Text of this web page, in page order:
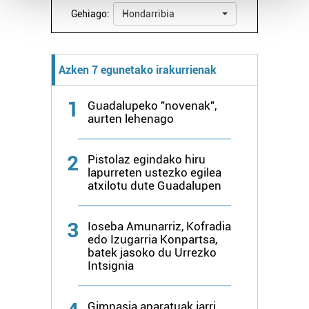
Guk eta gure bazkideek zure datu pertsonalak
teknologia erabiliz, cookieak adibidez, iragarki eta eduki
pertsonalizatuak eskaintzeko, iragarkiak eta edukia
produktuak garatzeko. Zure datuak nork eta zertarako
erabiltzen dituen hauta dezakezu.
Bazkide batzuek ez dizute baimenik eskatzen, eta beren
interes komertzial legitimoetan babesten dira. Ikusi gure
bazkideen zerrenda, beren ustez zein helburutarako
dezakezun ikusteko.
Lortu zure datu pertsonalak prozesatzeko moduari
Gehiago: Hondarribia
Azken 7 egunetako irakurrienak
1
Guadalupeko "novenak",
aurten lehenago
2
Pistolaz egindako hiru
lapurreten ustezko egilea
atxilotu dute Guadalupen
3
Ioseba Amunarriz, Kofradia
edo Izugarria Konpartsa,
batek jasoko du Urrezko
Intsignia
Gimnasia aparatuak jarri